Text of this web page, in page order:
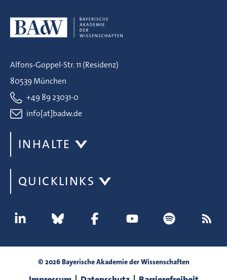
Alfons-Goppel-Str. 11 (Residenz)
80539 München
+49 89 23031-0
info[at]badw.de
INHALTE
QUICKLINKS
© 2026 Bayerische Akademie der Wissenschaften